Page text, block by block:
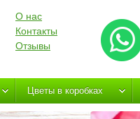
О нас
Контакты
Отзывы
Цветы в коробках